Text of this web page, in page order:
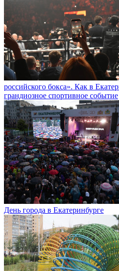
российского бокса». Как в
грандиозное спортивное событие
День города в Екатеринбурге